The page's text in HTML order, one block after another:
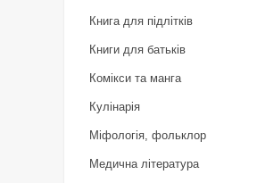
Книга для підлітків
Книги для батьків
Комікси та манга
Кулінарія
Міфологія, фольклор
Медична література